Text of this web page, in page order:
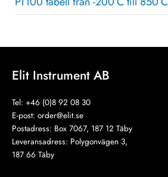
Elit Instrument AB
Tel: +46 (0)8 92 08 30
E-post: order@elit.se
Postadress: Box 7067, 187 12 Täby
Leveransadress: Polygonvägen 3,
187 66 Täby